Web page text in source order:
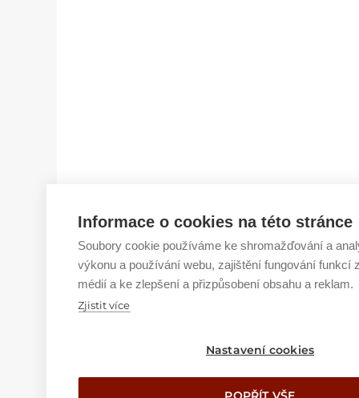
Informace o cookies na této stránce
Soubory cookie používáme ke shromažďování a
výkonu a používání webu, zajištění fungování funkcí
médií a ke zlepšení a přizpůsobení obsahu a reklam.
Zjistit více
Nastavení cookies